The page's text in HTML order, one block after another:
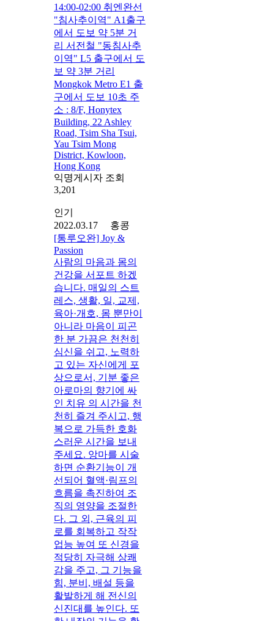
14:00-02:00 취엔완선
"침사추이역" A1출구
에서 도보 약 5분 거
리 서전철 "동침사추
이역" L5 출구에서 도
보 약 3분 거리
Mongkok Metro E1 출
구에서 도보 10초 주
소 : 8/F, Honytex
Building, 22 Ashley
Road, Tsim Sha Tsui,
Yau Tsim Mong
District, Kowloon,
Hong Kong
익명게시자 조회
3,201
인기
2022.03.17 홍콩
[통루오완] Joy &
Passion
사람의 마음과 몸의
건강을 서포트 하겠
습니다. 매일의 스트
레스, 생활, 일, 교제,
육아·개호, 몸 뿐만이
아니라 마음이 피곤
한 분 가끔은 천천히
심신을 쉬고, 노력하
고 있는 자신에게 포
상으로서, 기분 좋은
아로마의 향기에 싸
인 치유 의 시간을 천
천히 즐겨 주시고, 행
복으로 가득한 호화
스러운 시간을 보내
주세요. 앙마를 시술
하면 순환기능이 개
선되어 혈액·림프의
흐름을 촉진하여 조
직의 영양을 조절한
다. 그 외, 근육의 피
로를 회복하고 작작
업능 높여 또 신경을
적당히 자극해 상쾌
감을 주고, 그 기능을
힘, 분비, 배설 등을
활발하게 해 전신의
신진대를 높인다. 또